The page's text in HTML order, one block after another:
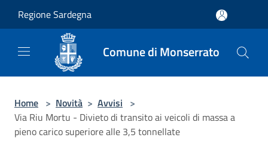
Regione Sardegna
Comune di Monserrato
Home > Novità > Avvisi >
Via Riu Mortu - Divieto di transito ai veicoli di massa a
pieno carico superiore alle 3,5 tonnellate